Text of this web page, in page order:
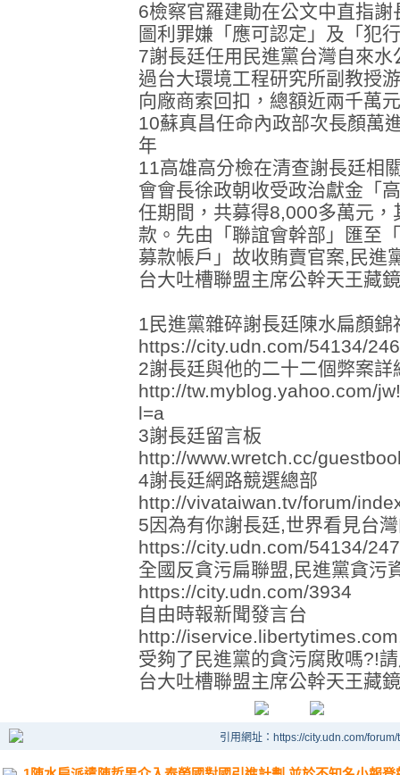
6檢察官羅建勛在公文中直指
圖利罪嫌「應可認定」及「犯
7謝長廷任用民進黨台灣自來
過台大環境工程研究所副教授
向廠商索回扣，總額近兩千萬元
10蘇真昌任命內政部次長顏萬
年
11高雄高分檢在清查謝長廷相
會會長徐政朝收受政治獻金「
任期間，共募得8,000多萬元
款。先由「聯誼會幹部」匯至
募款帳戶」故收賄賣官案,民進
台大吐槽聯盟主席公幹天王藏
1民進黨雜碎謝長廷陳水扁顏
https://city.udn.com/54134/
2謝長廷與他的二十二個弊案詳
http://tw.myblog.yahoo.com/
l=a
3謝長廷留言板
http://www.wretch.cc/
4謝長廷網路競選總部
http://vivataiwan.tv/forum/
5因為有你謝長廷,世界看見台
https://city.udn.com/54134/
全國反貪污扁聯盟,民進黨貪污
https://city.udn.com/3934
自由時報新聞發言台
http://
受夠了民進黨的貪污腐敗嗎?!
台大吐槽聯盟主席公幹天王藏
引用網址：https://city.udn.com/